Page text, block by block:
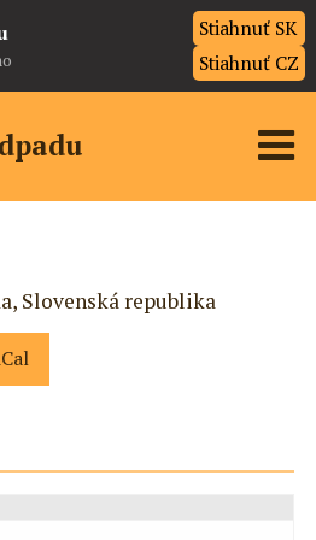
Stiahnuť SK
Stiahnuť CZ
Slovenská republika